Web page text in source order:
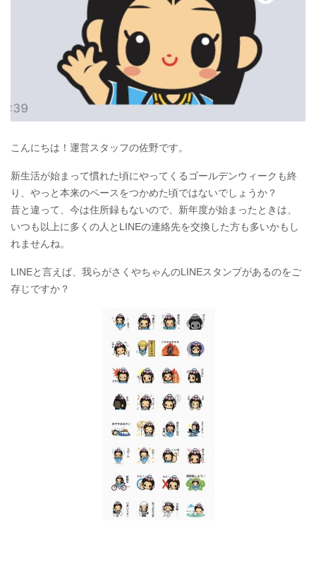
こんにちは！運営スタッフの佐野です。
新生活が始まって慣れた頃にやってくるゴールデンウィークも終
り、やっと本来のペースをつかめた頃ではないでしょうか？
昔と違って、今は住所録もないので、新年度が始まったときは、
いつも以上に多くの人とLINEの連絡先を交換した方も多いかもし
れませんね。
LINEと言えば、我らがさくやちゃんのLINEスタンプがあるのをご
存じですか？